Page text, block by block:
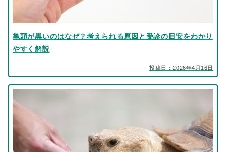
亀頭が黒いのはなぜ？考えられる原因と受診の目安をわかり
やすく解説
投稿日：2026年4月16日